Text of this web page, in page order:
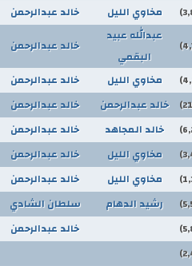
مخاوي الليل خالد عبدالرحمن
عبدالله عبيد
البقمي
خالد عبدالرحمن
مخاوي الليل خالد عبدالرحمن
خالد عبدالرحمن خالد عبدالرحمن
خالد المجاهد خالد عبدالرحمن
مخاوي الليل خالد عبدالرحمن
مخاوي الليل خالد عبدالرحمن
رشيد الدهام سلطان الشادي
خالد عبدالرحمن